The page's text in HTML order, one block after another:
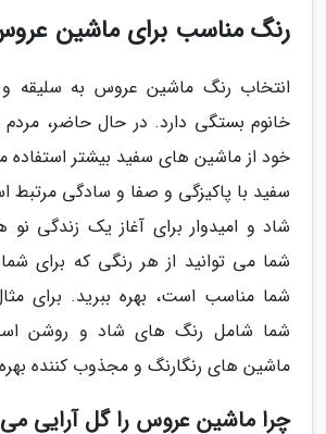
رنگ مناسب برای ماشین
انتخاب رنگ ماشین عروس به سلیقه
خانوم بستگی دارد. در حال حاضر،
خود از ماشین های سفید بیشتر استفاده
سفید با پاکیزگی و صفا و سادگی مرتبط
شاد و امیدوار برای آغاز یک زندگی نو
شما می توانید از هر رنگی که برای
شما مناسب است، بهره ببرید. برای
شما شامل رنگ های شاد و روشن
ماشین های رنگارنگ و مجذوب کننده بهره
چرا ماشین عروس را گل آرایی می